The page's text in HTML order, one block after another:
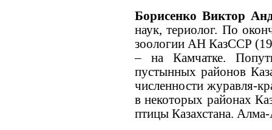
Борисенко Виктор
наук, териолог. По
зоологии АН КазССР
– на Камчатке.
пустынных районов
численности журавля-
в некоторых районах
птицы Казахстана.